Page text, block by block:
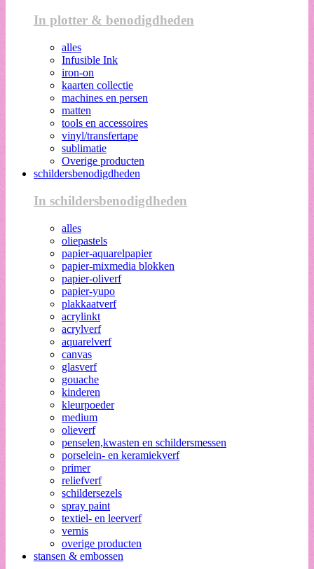
In plotter & benodigdheden
alles
Infusible Ink
iron-on
kaarten collectie
machines en persen
matten
tools en accessoires
vinyl/transfertape
sublimatie
Overige producten
schildersbenodigdheden
In schildersbenodigdheden
alles
oliepastels
papier-aquarelpapier
papier-mixmedia blokken
papier-oliverf
papier-yupo
plakkaatverf
acrylinkt
acrylverf
aquarelverf
canvas
glasverf
gouache
kinderen
kleurpoeder
medium
olieverf
penselen,kwasten en schildersmessen
porselein- en keramiekverf
primer
reliefverf
schildersezels
spray paint
textiel- en leerverf
vernis
overige producten
stansen & embossen